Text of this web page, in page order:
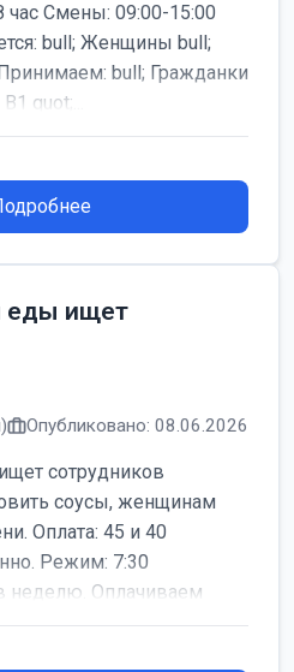
Смены: 09:00-15:00
bull; Женщины bull;
bull; Гражданки
quot;...
еды ищет
Опубликовано: 08.06.2026
сотрудников
соусы, женщинам
Оплата: 45 и 40
Режим: 7:30
неделю. Оплачиваем